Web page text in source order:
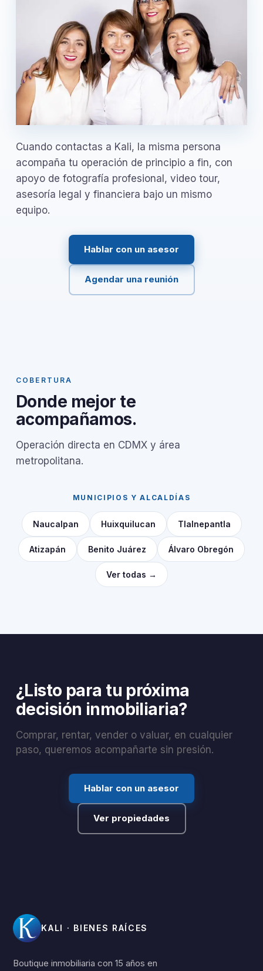
Cuando contactas a Kali, la misma persona
acompaña tu operación de principio a fin, con
apoyo de fotografía profesional, video tour,
asesoría legal y financiera bajo un mismo
equipo.
Hablar con un asesor
Agendar una reunión
COBERTURA
Donde mejor te
acompañamos.
Operación directa en CDMX y área
metropolitana.
MUNICIPIOS Y ALCALDÍAS
Naucalpan Huixquilucan Tlalnepantla
Atizapán Benito Juárez Álvaro Obregón
Ver todas →
¿Listo para tu próxima
decisión inmobiliaria?
Comprar, rentar, vender o valuar, en cualquier
paso, queremos acompañarte sin presión.
Hablar con un asesor
Ver propiedades
KALI · BIENES RAÍCES
Boutique inmobiliaria con 15 años en